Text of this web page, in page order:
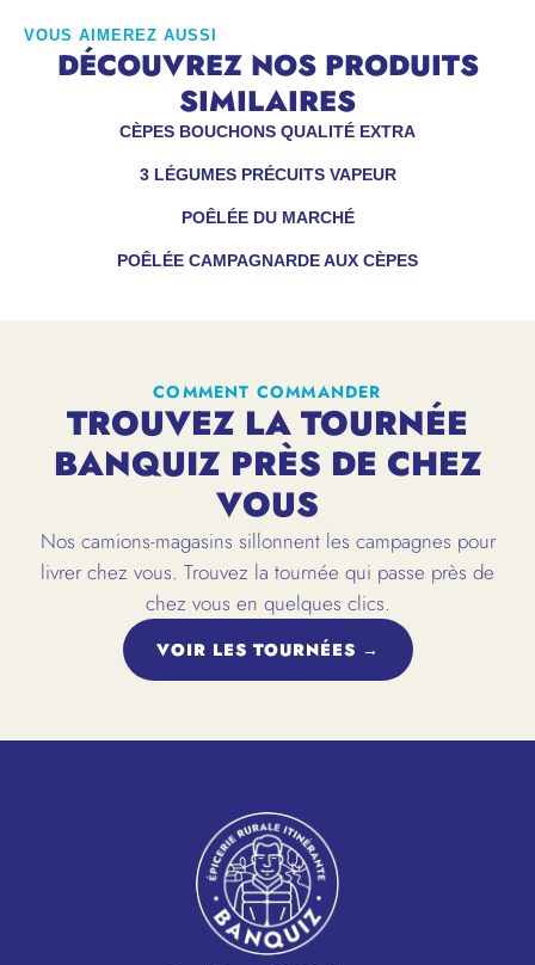
VOUS AIMEREZ AUSSI
DÉCOUVREZ NOS PRODUITS
SIMILAIRES
CÈPES BOUCHONS QUALITÉ EXTRA
3 LÉGUMES PRÉCUITS VAPEUR
POÊLÉE DU MARCHÉ
POÊLÉE CAMPAGNARDE AUX CÈPES
COMMENT COMMANDER
TROUVEZ LA TOURNÉE
BANQUIZ PRÈS DE CHEZ
VOUS
Nos camions-magasins sillonnent les campagnes pour
livrer chez vous. Trouvez la tournée qui passe près de
chez vous en quelques clics.
VOIR LES TOURNÉES →